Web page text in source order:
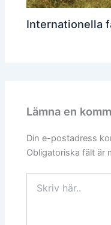
Internationella
Lämna en
Din e-postadress
Obligatoriska fält är
här..